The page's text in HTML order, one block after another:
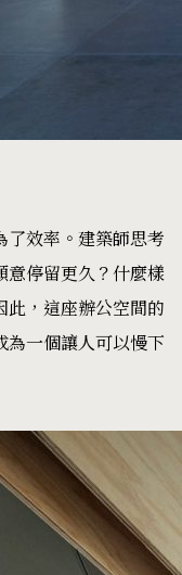
了效率。建築師思考
意停留更久？什麼樣
此，這座辦公空間的
為一個讓人可以慢下